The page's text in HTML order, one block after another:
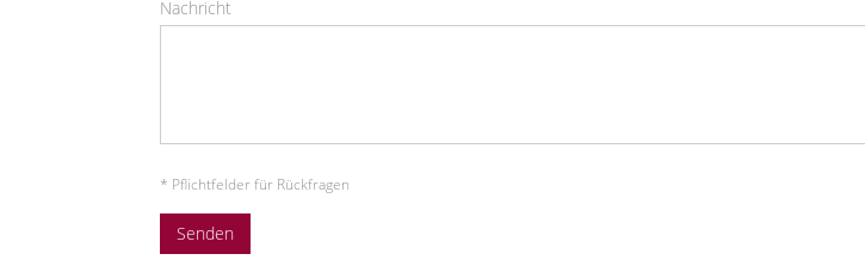
Nachricht
* Pflichtfelder für Rückfragen
Senden